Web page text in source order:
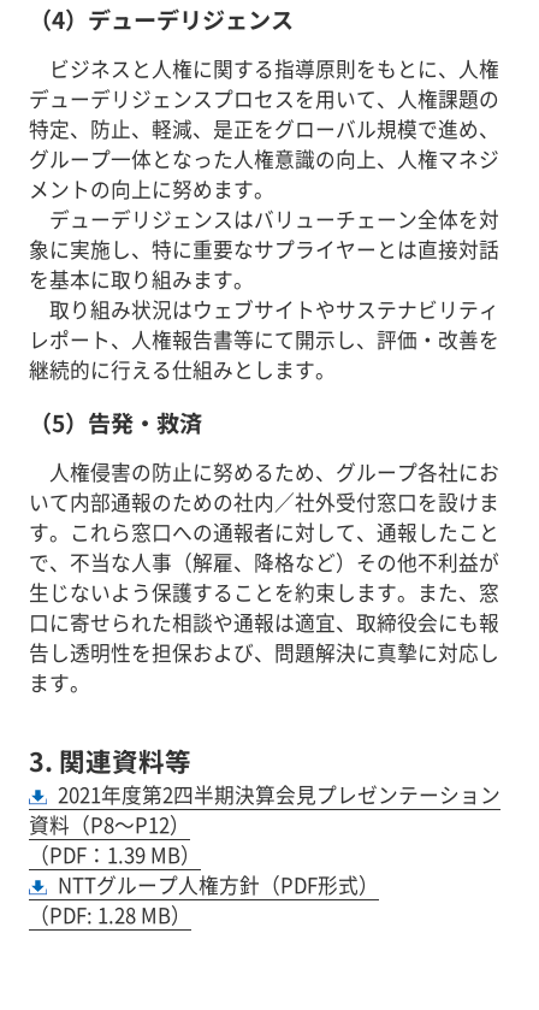
（4）デューデリジェンス
ビジネスと人権に関する指導原則をもとに、人権
デューデリジェンスプロセスを用いて、人権課題の
特定、防止、軽減、是正をグローバル規模で進め、
グループ一体となった人権意識の向上、人権マネジ
メントの向上に努めます。
デューデリジェンスはバリューチェーン全体を対
象に実施し、特に重要なサプライヤーとは直接対話
を基本に取り組みます。
取り組み状況はウェブサイトやサステナビリティ
レポート、人権報告書等にて開示し、評価・改善を
継続的に行える仕組みとします。
（5）告発・救済
人権侵害の防止に努めるため、グループ各社にお
いて内部通報のための社内／社外受付窓口を設けま
す。これら窓口への通報者に対して、通報したこと
で、不当な人事（解雇、降格など）その他不利益が
生じないよう保護することを約束します。また、窓
口に寄せられた相談や通報は適宜、取締役会にも報
告し透明性を担保および、問題解決に真摯に対応し
ます。
3. 関連資料等
2021年度第2四半期決算会見プレゼンテーション
資料（P8～P12）
（PDF：1.39 MB）
NTTグループ人権方針（PDF形式）
（PDF: 1.28 MB）